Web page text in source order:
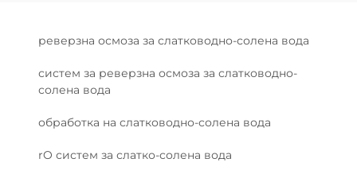
реверзна осмоза за слатководно-солена вода
систем за реверзна осмоза за слатководно-
солена вода
обработка на слатководно-солена вода
rO систем за слатко-солена вода